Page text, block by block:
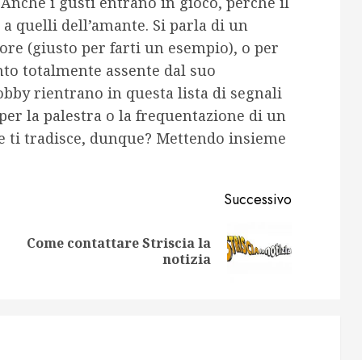
quelli dell’amante. Si parla di un
(giusto per farti un esempio), o per
totalmente assente dal suo
rientrano in questa lista di segnali
la palestra o la frequentazione di un
ti tradisce, dunque? Mettendo insieme
Articolo
Successivo
Articolo
Come contattare Striscia la
notizia